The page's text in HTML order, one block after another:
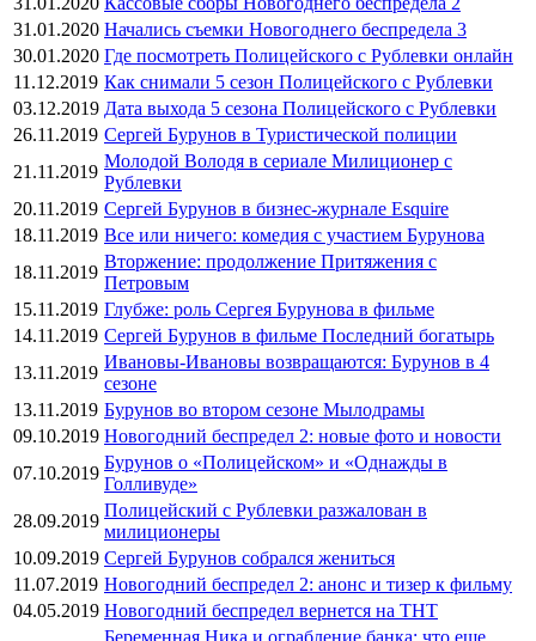
31.01.2020 Начались съемки Новогоднего беспредела 3
30.01.2020 Где посмотреть Полицейского с Рублевки онлайн
11.12.2019 Как снимали 5 сезон Полицейского с Рублевки
03.12.2019 Дата выхода 5 сезона Полицейского с Рублевки
26.11.2019 Сергей Бурунов в Туристической полиции
21.11.2019
Молодой Володя в сериале Милиционер с
Рублевки
20.11.2019 Сергей Бурунов в бизнес-журнале Esquire
18.11.2019 Все или ничего: комедия с участием Бурунова
18.11.2019
Вторжение: продолжение Притяжения с
Петровым
15.11.2019 Глубже: роль Сергея Бурунова в фильме
14.11.2019 Сергей Бурунов в фильме Последний богатырь
13.11.2019
Ивановы-Ивановы возвращаются: Бурунов в 4
сезоне
13.11.2019 Бурунов во втором сезоне Мылодрамы
09.10.2019 Новогодний беспредел 2: новые фото и новости
07.10.2019
Бурунов о «Полицейском» и «Однажды в
Голливуде»
28.09.2019
Полицейский с Рублевки разжалован в
милиционеры
10.09.2019 Сергей Бурунов собрался жениться
11.07.2019 Новогодний беспредел 2: анонс и тизер к фильму
04.05.2019 Новогодний беспредел вернется на ТНТ